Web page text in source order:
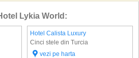
Lykia World:
Hotel Calista Luxury
Cinci stele din Turcia
vezi pe harta